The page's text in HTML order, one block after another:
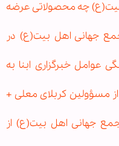
چه محصولاتی عرضه
جهانی اهل بیت(ع) در
خبرگزاری ابنا به
مسؤولين كربلای معلی +
جهانی اهل بیت(ع) از